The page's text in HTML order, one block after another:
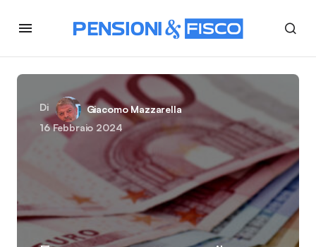
Di
Giacomo Mazzarella
16 Febbraio 2024